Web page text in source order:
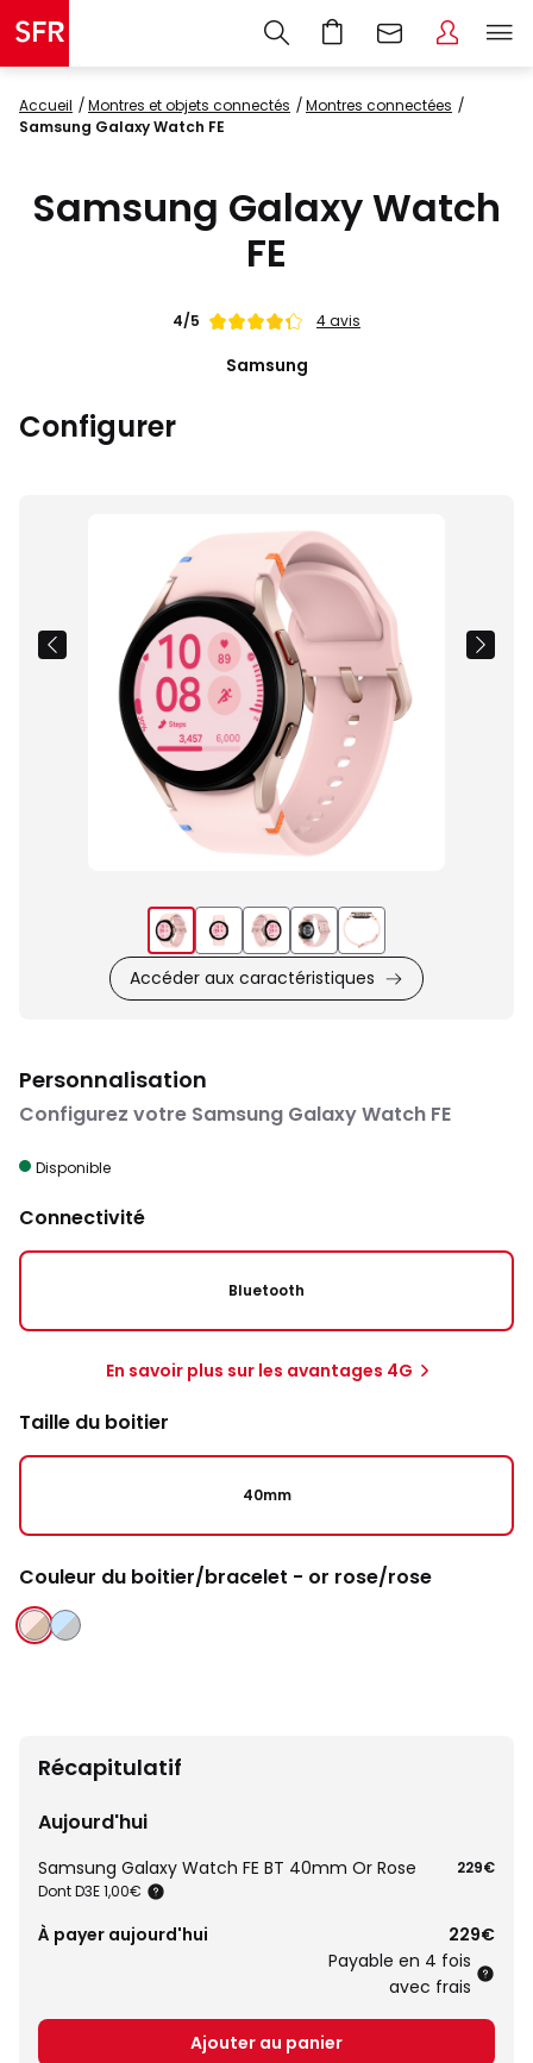
Accueil montres et objets connectés
montres connectées
Samsung Galaxy Watch FE
Samsung Galaxy Watch
FE
Note
4/5 4 avis
Samsung
Configurer
Images
du
produit
Accéder aux caractéristiques
Personnalisation
Configurez votre Samsung Galaxy Watch FE
Disponible
Connectivité
Bluetooth
En savoir plus sur les avantages 4G
Taille du boitier
40mm
Couleur du boitier/bracelet - or rose/rose
or argent/bleu
Récapitulatif
Aujourd'hui
Samsung Galaxy Watch FE BT 40mm Or Rose
Dont D3E 1,00€
229€
À payer aujourd'hui
229€
Payable en 4 fois
avec frais
Ajouter au panier